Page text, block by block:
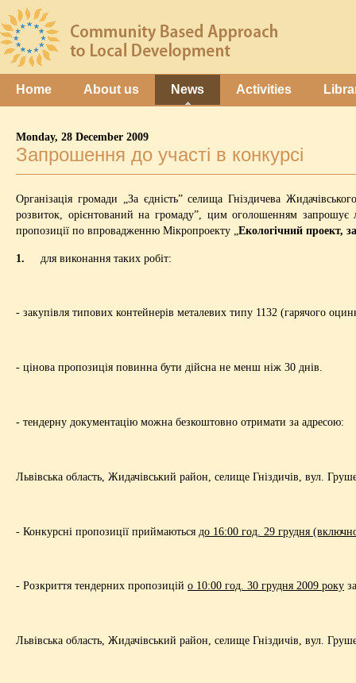
Home About us News Activities
Monday, 28 December 2009
Запрошення до участі в конкурсі
Організація громади „За єдність” селища Гніздичева
розвиток, орієнтований на громаду”, цим оголошенням запрошує
пропозиції по впровадженню Мікропроекту „Екологічний проект,
1. для виконання таких робіт:
- закупівля типових контейнерів металевих типу 1132 (гарячого
- цінова пропозиція повинна бути дійсна не менш ніж 30 днів.
- тендерну документацію можна безкоштовно отримати за адресою:
Львівська область, Жидачівський район, селище Гніздичів, вул.
- Конкурсні пропозиції приймаються до 16:00 год. 29 грудня
- Розкриття тендерних пропозицій о 10:00 год. 30 грудня 2009 року
Львівська область, Жидачівський район, селище Гніздичів, вул.